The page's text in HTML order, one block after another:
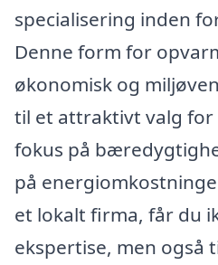
specialisering inden
Denne form for
økonomisk og
til et attraktivt valg for
fokus på
på
et lokalt firma, får du
ekspertise, men også